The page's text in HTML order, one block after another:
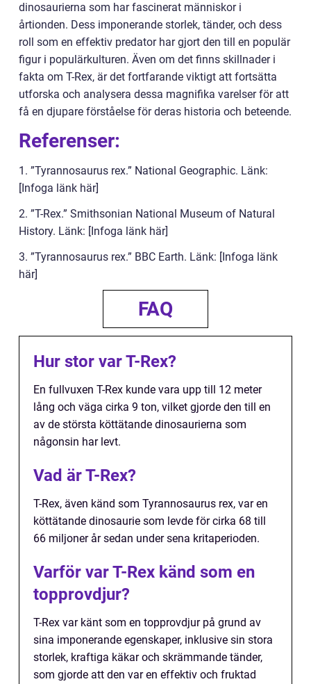
dinosaurierna som har fascinerat människor i
årtionden. Dess imponerande storlek, tänder, och dess
roll som en effektiv predator har gjort den till en populär
figur i populärkulturen. Även om det finns skillnader i
fakta om T-Rex, är det fortfarande viktigt att fortsätta
utforska och analysera dessa magnifika varelser för att
få en djupare förståelse för deras historia och beteende.
Referenser:
1. ”Tyrannosaurus rex.” National Geographic. Länk:
[Infoga länk här]
2. ”T-Rex.” Smithsonian National Museum of Natural
History. Länk: [Infoga länk här]
3. ”Tyrannosaurus rex.” BBC Earth. Länk: [Infoga länk
här]
FAQ
Hur stor var T-Rex?
En fullvuxen T-Rex kunde vara upp till 12 meter
lång och väga cirka 9 ton, vilket gjorde den till en
av de största köttätande dinosaurierna som
någonsin har levt.
Vad är T-Rex?
T-Rex, även känd som Tyrannosaurus rex, var en
köttätande dinosaurie som levde för cirka 68 till
66 miljoner år sedan under sena kritaperioden.
Varför var T-Rex känd som en
topprovdjur?
T-Rex var känt som en topprovdjur på grund av
sina imponerande egenskaper, inklusive sin stora
storlek, kraftiga käkar och skrämmande tänder,
som gjorde att den var en effektiv och fruktad